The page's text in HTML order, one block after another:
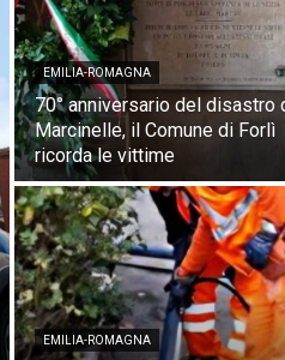
EMILIA-ROMAGNA
70° anniversario del disastro
Marcinelle, il Comune di Forlì
ricorda le vittime
EMILIA-ROMAGNA